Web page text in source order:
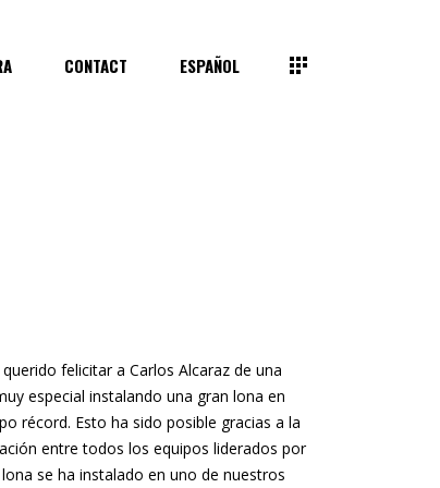
CONTACT ESPAÑOL
felicitar a Carlos Alcaraz de una
especial instalando una gran lona en
récord. Esto ha sido posible gracias a la
entre todos los equipos liderados por
lona se ha instalado en uno de nuestros